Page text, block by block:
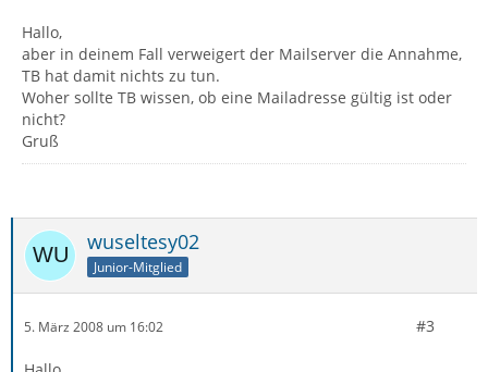
Hallo,
aber in deinem Fall verweigert der Mailserver die Annahme,
TB hat damit nichts zu tun.
Woher sollte TB wissen, ob eine Mailadresse gültig ist oder
nicht?
Gruß
wuseltesy02
Junior-Mitglied
5. März 2008 um 16:02 #3